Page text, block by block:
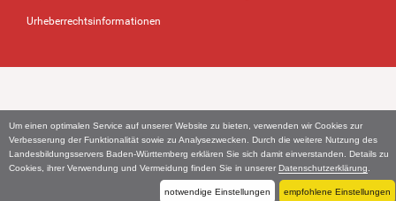
Um einen optimalen Service auf unserer Website zu bieten, verwenden wir Cookies zur
Verbesserung der Funktionalität sowie zu Analysezwecken. Durch die weitere Nutzung des
Landesbildungsservers Baden-Württemberg erklären Sie sich damit einverstanden. Details zu
Cookies, ihrer Verwendung und Vermeidung finden Sie in unserer Datenschutzerklärung
notwendige Einstellungen empfohlene Einstellungen
Urheberrechtsinformationen